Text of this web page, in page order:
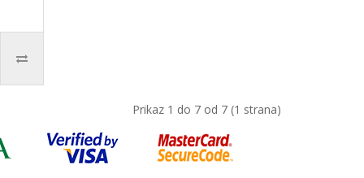
Prikaz 1 do 7 od 7 (1 strana)